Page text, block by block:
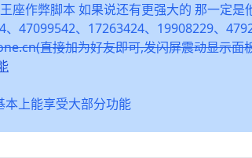
座作弊脚本 如果说还有更强大的 那一定是
47099542、17263424、19908229、
直接加为好友即可,发闪屏震动显示面
本上能享受大部分功能